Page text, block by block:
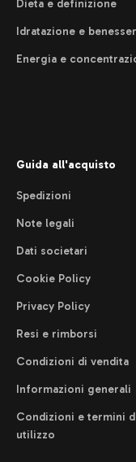
Dieta e definizione
Idratazione e
Energia e
Guida all'acquisto
Spedizioni
Note legali
Dati societari
Cookie Policy
Privacy Policy
Resi e rimborsi
Condizioni di vendita
Informazioni generali
Condizioni e termini
utilizzo